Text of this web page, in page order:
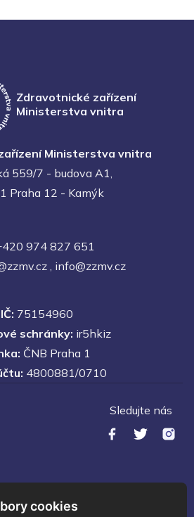
cookies
Zdravotnické zařízení
Ministerstva vnitra
Ministerstva vnitra
559/7 - budova A1,
Praha 12 - Kamýk
974 827 651
, info@zzmv.cz
IČ: 75154960
schránky: ir5hkiz
ČNB Praha 1
4800881/0710
Sledujte nás